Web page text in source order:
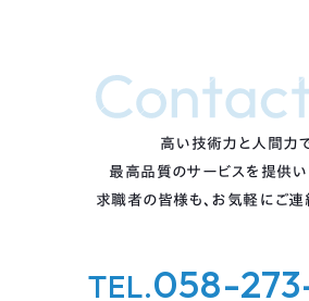
高い技術力と人間力で
最高品質のサービスを提供い
求職者の皆様も、お気軽にご連
TEL.058-